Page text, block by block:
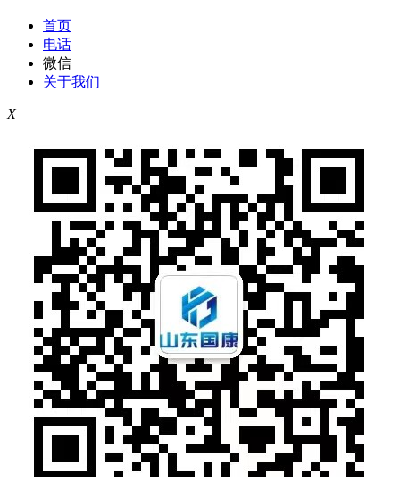
首页
电话
微信
关于我们
X